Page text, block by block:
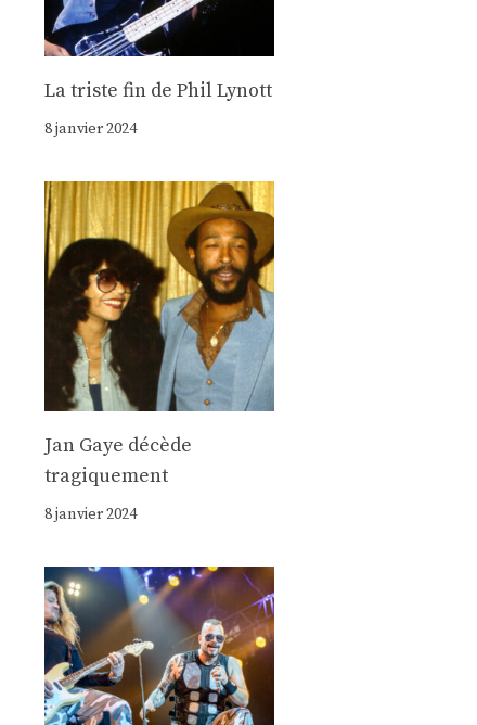
La triste fin de Phil Lynott
8 janvier 2024
Jan Gaye décède
tragiquement
8 janvier 2024